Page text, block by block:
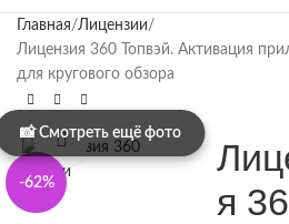
Главная Лицензии
Лицензия 360 Топвэй. Активация
для кругового обзора
-62%
Нажмите, чтобы увеличить
я